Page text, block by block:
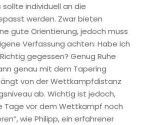
individuell an die
werden. Zwar bieten
gute Orientierung, jedoch muss
Verfassung achten: Habe ich
gegessen? Genug Ruhe
genau mit dem Tapering
von der Wettkampfdistanz
ab. Wichtig ist jedoch,
Tage vor dem Wettkampf noch
wie Philipp, ein erfahrener